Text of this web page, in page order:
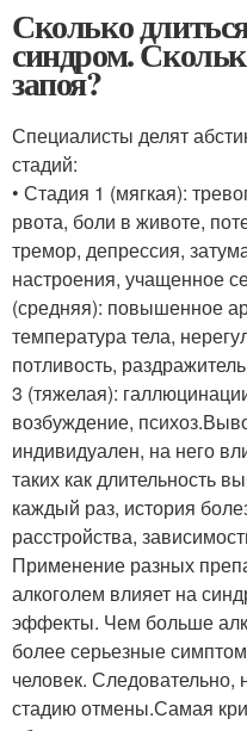
Сколько
синдром.
запоя?
Специалисты делят
стадий:
• Стадия 1 (мягкая):
рвота, боли в животе,
тремор, депрессия,
настроения, учащенное
(средняя): повышенное
температура тела,
потливость,
3 (тяжелая):
возбуждение,
индивидуален, на него
таких как длительность
каждый раз, история
расстройства,
Применение разных
алкоголем влияет на
эффекты. Чем больше
более серьезные
человек. Следовательно,
стадию отмены.Самая